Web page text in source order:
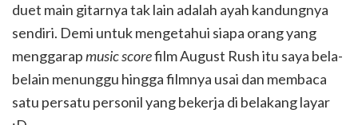
duet main gitarnya tak lain adalah ayah kandungnya
sendiri. Demi untuk mengetahui siapa orang yang
menggarapmusic scorefilm August Rush itu saya bela-
belain menunggu hingga filmnya usai dan membaca
satu persatu personil yang bekerja di belakang layar